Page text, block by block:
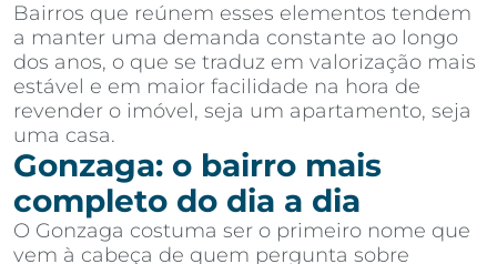
Bairros que reúnem esses elementos tendem
a manter uma demanda constante ao longo
dos anos, o que se traduz em valorização mais
estável e em maior facilidade na hora de
revender o imóvel, seja um apartamento, seja
uma casa.
Gonzaga: o bairro mais
completo do dia a dia
O Gonzaga costuma ser o primeiro nome que
vem à cabeça de quem pergunta sobre